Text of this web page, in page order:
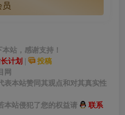
站，感谢支持！
计划 | 投稿
网
本站赞同其观点和对其真实性
本站侵犯了您的权益请
联系